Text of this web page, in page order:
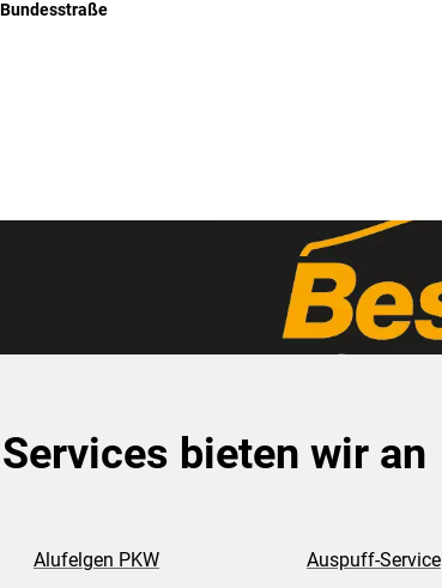
bieten wir an
Alufelgen PKW Auspuff-Service